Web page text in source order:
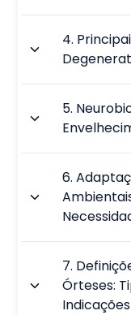
4.
5.
6.
7.
Órteses:
Indicações